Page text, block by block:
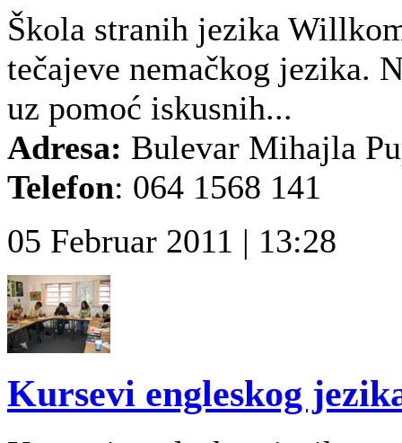
Škola stranih jezika
tečajeve nemačkog jezika.
uz pomoć iskusnih...
Adresa: Bulevar Mihajla
Telefon: 064 1568 141
05 Februar 2011 | 13:28
Kursevi engleskog